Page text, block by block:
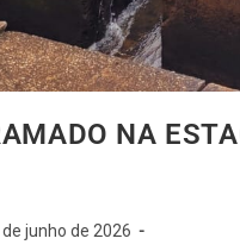
NA
de junho de 2026